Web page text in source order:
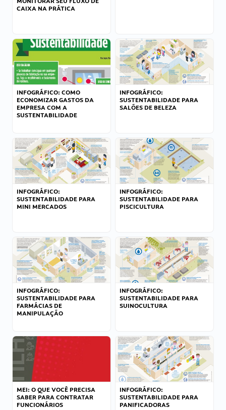
CAIXA NA PRÁTICA
INFOGRÁFICO: COMO
ECONOMIZAR GASTOS DA
EMPRESA COM A
SUSTENTABILIDADE
INFOGRÁFICO:
SUSTENTABILIDADE PARA
SALÕES DE BELEZA
INFOGRÁFICO:
SUSTENTABILIDADE PARA
MINI MERCADOS
INFOGRÁFICO:
SUSTENTABILIDADE PARA
PISCICULTURA
INFOGRÁFICO:
SUSTENTABILIDADE PARA
FARMÁCIAS DE
MANIPULAÇÃO
INFOGRÁFICO:
SUSTENTABILIDADE PARA
SUINOCULTURA
MEI: O QUE VOCÊ PRECISA
SABER PARA CONTRATAR
FUNCIONÁRIOS
INFOGRÁFICO:
SUSTENTABILIDADE PARA
PANIFICADORAS